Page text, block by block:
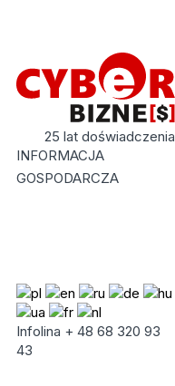
25 lat doświadczenia
INFORMACJA
GOSPODARCZA
Infolina + 48 68 320 93
43